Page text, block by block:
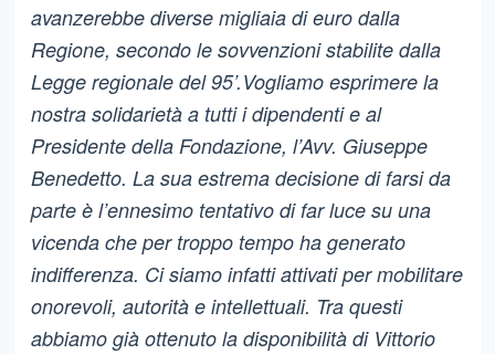
avanzerebbe diverse migliaia di euro dalla
Regione, secondo le sovvenzioni stabilite dalla
Legge regionale del 95’.Vogliamo esprimere la
nostra solidarietà a tutti i dipendenti e al
Presidente della Fondazione, l’Avv. Giuseppe
Benedetto. La sua estrema decisione di farsi da
parte è l’ennesimo tentativo di far luce su una
vicenda che per troppo tempo ha generato
indifferenza. Ci siamo infatti attivati per mobilitare
onorevoli, autorità e intellettuali. Tra questi
abbiamo già ottenuto la disponibilità di Vittorio